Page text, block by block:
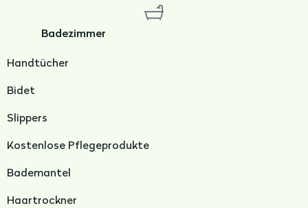
Badezimmer
Handtücher
Bidet
Slippers
Kostenlose Pflegeprodukte
Bademantel
Haartrockner